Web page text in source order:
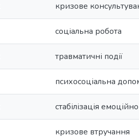
кризове
соціальна робота
травматичні події
психосоціальна
стабілізація
кризове втручання